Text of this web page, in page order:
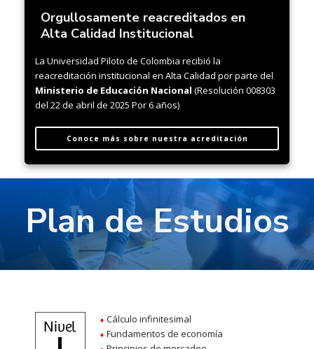
Orgullosamente reacreditados en
Alta Calidad Institucional
La Universidad Piloto de Colombia recibió la
reacreditación institucional en Alta Calidad por parte del
Ministerio de Educación Nacional (Resolución 008303
del 22 de abril de 2025 Por 6 años)
Conoce más sobre nuestra acreditación
Plan de Estudios
Cálculo infinitesimal
Fundamentos de economía